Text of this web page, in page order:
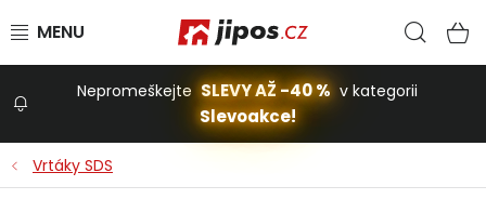
Nepromeškejte SLEVY AŽ -40 % v kategorii
Slevoakce!
Vrtáky SDS